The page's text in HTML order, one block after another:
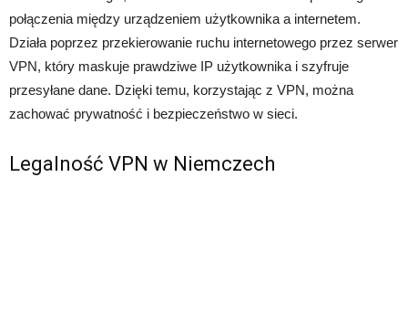
połączenia między urządzeniem użytkownika a internetem.
Działa poprzez przekierowanie ruchu internetowego przez serwer
VPN, który maskuje prawdziwe IP użytkownika i szyfruje
przesyłane dane. Dzięki temu, korzystając z VPN, można
zachować prywatność i bezpieczeństwo w sieci.
Legalność VPN w Niemczech